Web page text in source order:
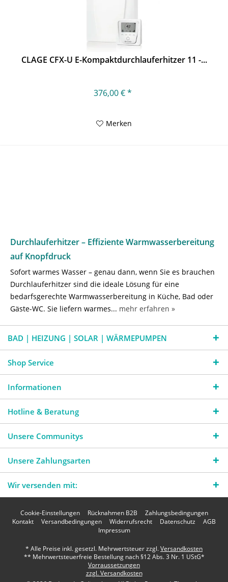
CLAGE CFX-U E-Kompaktdurchlauferhitzer 11 -...
376,00 € *
Merken
Durchlauferhitzer – Effiziente Warmwasserbereitung
auf Knopfdruck
Sofort warmes Wasser – genau dann, wenn Sie es brauchen
Durchlauferhitzer sind die ideale Lösung für eine
bedarfsgerechte Warmwasserbereitung in Küche, Bad oder
Gäste-WC. Sie liefern warmes... mehr erfahren »
BAD | HEIZUNG | SOLAR | WÄRMEPUMPEN
Shop Service
Informationen
Hotline & Beratung
Unsere Communitys
Unsere Zahlungsarten
Wir versenden mit:
Cookie-Einstellungen Rücknahmen B2B
Zahlungsbedingungen
Kontakt
Versandbedingungen Widerrufsrecht Datenschutz
AGB
Impressum
* Alle Preise inkl. gesetzl. Mehrwertsteuer zzgl.Versandkosten
** Mehrwertsteuerfreie Bestellung nach §12 Abs. 3 Nr. 1 UStG*
Vorraussetzungen
zzgl. Versandkosten